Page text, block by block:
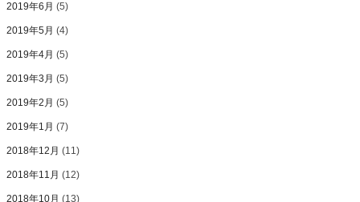
2019年6月 (5)
2019年5月 (4)
2019年4月 (5)
2019年3月 (5)
2019年2月 (5)
2019年1月 (7)
2018年12月 (11)
2018年11月 (12)
2018年10月 (13)